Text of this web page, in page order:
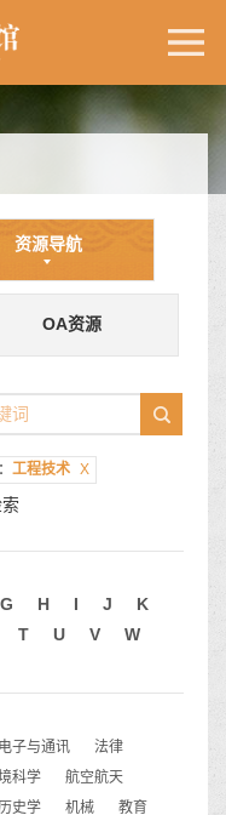
资源导航
OA资源
工程技术 X
G H I J
K
T U V
W
电子与通讯
法律
科学
航空航天
史学 机械
教育